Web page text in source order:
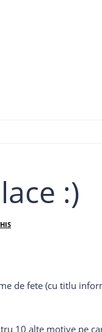
:)
de fete (cu titlu
10 alte motive pe